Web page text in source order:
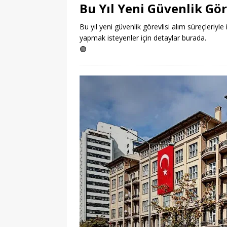
Bu Yıl Yeni Güvenlik
Bu yıl yeni güvenlik görevlisi alım
yapmak isteyenler için detaylar burada.
🟢